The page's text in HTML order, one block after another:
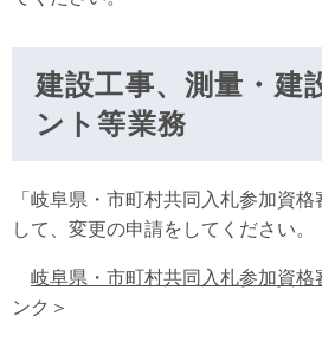
建設工事、測量・建
ント等業務
「岐阜県・市町村共同入札参加資
して、変更の申請をしてください。
岐阜県・市町村共同入札参加資格
ンク＞